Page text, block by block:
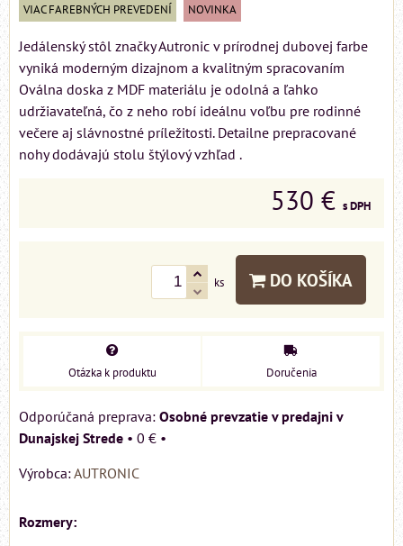
VIAC FAREBNÝCH PREVEDENÍ NOVINKA
Jedálenský stôl značky Autronic v prírodnej dubovej farbe
vyniká moderným dizajnom a kvalitným spracovaním
Oválna doska z MDF materiálu je odolná a ľahko
udržiavateľná, čo z neho robí ideálnu voľbu pre rodinné
večere aj slávnostné príležitosti. Detailne prepracované
nohy dodávajú stolu štýlový vzhľad .
530 € s DPH
ks DO KOŠÍKA
Otázka k produktu Doručenia
Osobné prevzatie v predajni v
Dunajskej Strede • 0 € •
Výrobca:AUTRONIC
Rozmery: